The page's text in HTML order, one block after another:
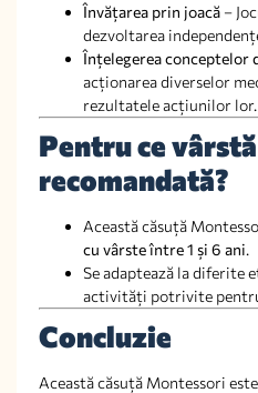
Învățarea prin joacă –
dezvoltarea
Înțelegerea conceptelor
acționarea diverselor
rezultatele acțiunilor lor.
Pentru ce
recomandată?
Această căsuță
cu vârste între 1 și 6 ani.
Se adaptează la diferite
activități potrivite
Concluzie
Această căsuță Montessori